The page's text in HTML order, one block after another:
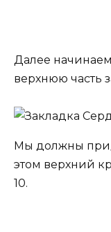
Далее
верхнюю часть
Мы должны
этом верхний
10.